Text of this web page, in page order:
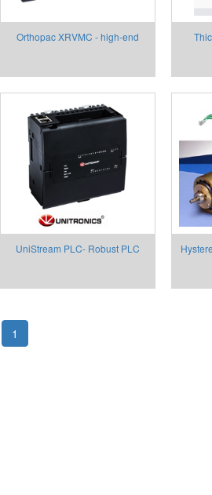
Orthopac XRVMC - high-end
control system
UniStream PLC- Robust PLC
Virtual HMI Unitronics
1